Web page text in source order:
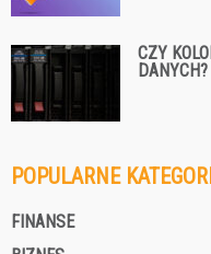
CZY
DANYCH?
POPULARNE
FINANSE